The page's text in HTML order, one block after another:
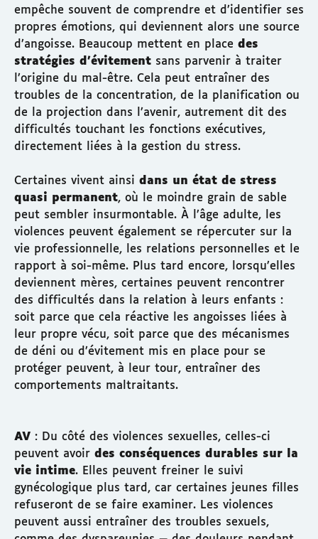
empêche souvent de comprendre et d’identifier ses
propres émotions, qui deviennent alors une source
d’angoisse. Beaucoup mettent en place des
stratégies d’évitement sans parvenir à traiter
l’origine du mal-être. Cela peut entraîner des
troubles de la concentration, de la planification ou
de la projection dans l’avenir, autrement dit des
difficultés touchant les fonctions exécutives,
directement liées à la gestion du stress.
Certaines vivent ainsi dans un état de stress
quasi permanent, où le moindre grain de sable
peut sembler insurmontable. À l’âge adulte, les
violences peuvent également se répercuter sur la
vie professionnelle, les relations personnelles et le
rapport à soi-même. Plus tard encore, lorsqu’elles
deviennent mères, certaines peuvent rencontrer
des difficultés dans la relation à leurs enfants :
soit parce que cela réactive les angoisses liées à
leur propre vécu, soit parce que des mécanismes
de déni ou d’évitement mis en place pour se
protéger peuvent, à leur tour, entraîner des
comportements maltraitants.
AV : Du côté des violences sexuelles, celles-ci
peuvent avoir des conséquences durables sur la
vie intime. Elles peuvent freiner le suivi
gynécologique plus tard, car certaines jeunes filles
refuseront de se faire examiner. Les violences
peuvent aussi entraîner des troubles sexuels,